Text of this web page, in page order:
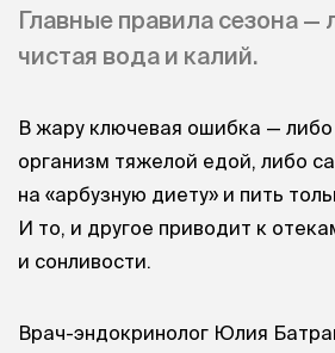
Главные правила сезона —
чистая вода и калий.
В жару ключевая ошибка — либо
организм тяжелой едой, либо
на «арбузную диету» и пить
И то, и другое приводит к
и сонливости.
Врач-эндокринолог Юлия